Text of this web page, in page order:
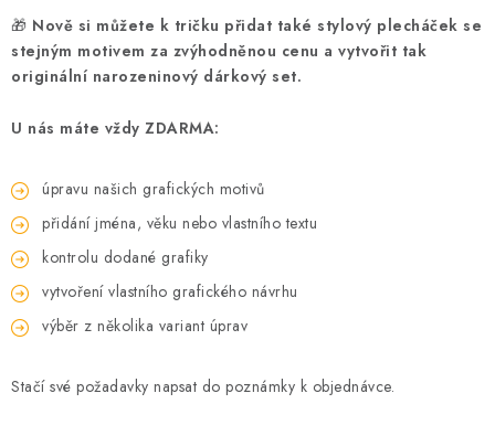
🎁 Nově si můžete k tričku přidat také stylový plecháček se
stejným motivem za zvýhodněnou cenu a vytvořit tak
originální narozeninový dárkový set.
U nás máte vždy ZDARMA:
úpravu našich grafických motivů
přidání jména, věku nebo vlastního textu
kontrolu dodané grafiky
vytvoření vlastního grafického návrhu
výběr z několika variant úprav
Stačí své požadavky napsat do poznámky k objednávce.